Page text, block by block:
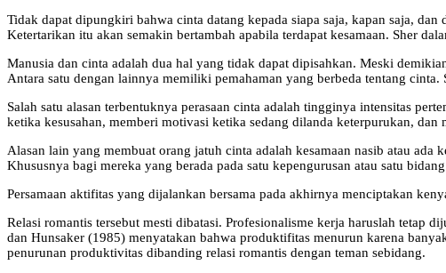
Tidak dapat dipungkiri bahwa cinta datang kepada siapa saja, kapan saja,
Ketertarikan itu akan semakin bertambah apabila terdapat kesamaan. Sher
Manusia dan cinta adalah dua hal yang tidak dapat dipisahkan. Meski
Antara satu dengan lainnya memiliki pemahaman yang berbeda tentang
Salah satu alasan terbentuknya perasaan cinta adalah tingginya intensitas
ketika kesusahan, memberi motivasi ketika sedang dilanda keterpurukan,
Alasan lain yang membuat orang jatuh cinta adalah kesamaan nasib atau
Khususnya bagi mereka yang berada pada satu kepengurusan atau satu
Persamaan aktifitas yang dijalankan bersama pada akhirnya menciptakan
Relasi romantis tersebut mesti dibatasi. Profesionalisme kerja haruslah tetap
dan Hunsaker (1985) menyatakan bahwa produktifitas menurun karena
penurunan produktivitas dibanding relasi romantis dengan teman sebidang.